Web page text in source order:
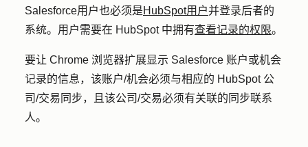
Salesforce用户也必须是HubSpot用户并登录后者的
系统。用户需要在 HubSpot 中拥有查看记录的权限。
要让 Chrome 浏览器扩展显示 Salesforce 账户或机会
记录的信息，该账户/机会必须与相应的 HubSpot 公
司/交易同步，且该公司/交易必须有关联的同步联系
人。